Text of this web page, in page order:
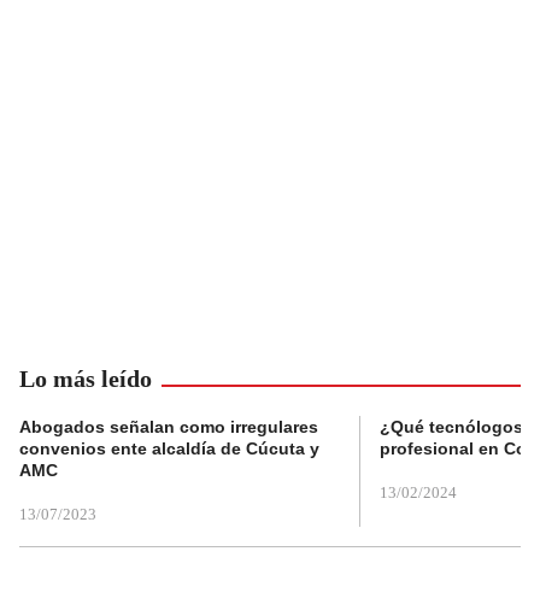
Lo más leído
Abogados señalan como irregulares
convenios ente alcaldía de Cúcuta y
AMC
13/07/2023
¿Qué tecnólogos
profesional en
13/02/2024